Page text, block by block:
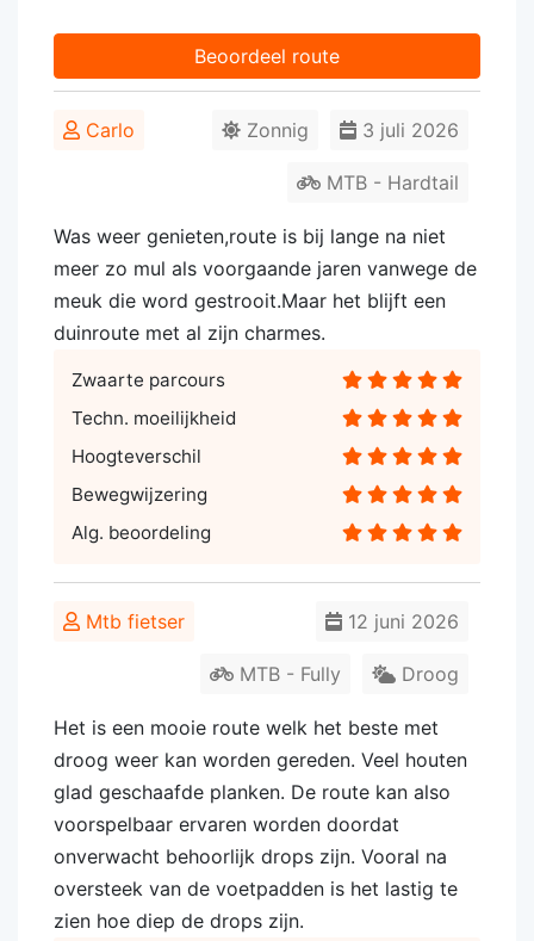
Beoordeel route
Carlo 3 juli 2026
Zonnig
MTB - Hardtail
Was weer genieten,route is bij lange na niet
meer zo mul als voorgaande jaren vanwege de
meuk die word gestrooit.Maar het blijft een
duinroute met al zijn charmes.
Zwaarte parcours
Techn. moeilijkheid
Hoogteverschil
Bewegwijzering
Alg. beoordeling
Mtb fietser 12 juni 2026
Droog
MTB - Fully
Het is een mooie route welk het beste met
droog weer kan worden gereden. Veel houten
glad geschaafde planken. De route kan also
voorspelbaar ervaren worden doordat
onverwacht behoorlijk drops zijn. Vooral na
oversteek van de voetpadden is het lastig te
zien hoe diep de drops zijn.